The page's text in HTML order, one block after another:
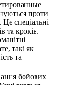
проти
спеціальні
та кроків,
такі як
та
бойових